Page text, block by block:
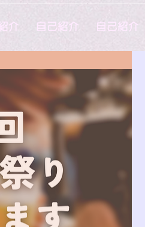
介 自己紹介 自己紹介